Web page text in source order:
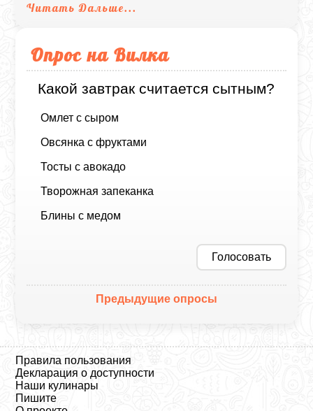
Читать Дальше...
Опрос на Вилка
Какой завтрак считается сытным?
Омлет с сыром
Овсянка с фруктами
Тосты с авокадо
Творожная запеканка
Блины с медом
Голосовать
Предыдущие опросы
Правила пользования
Декларация о доступности
Наши кулинары
Пишите